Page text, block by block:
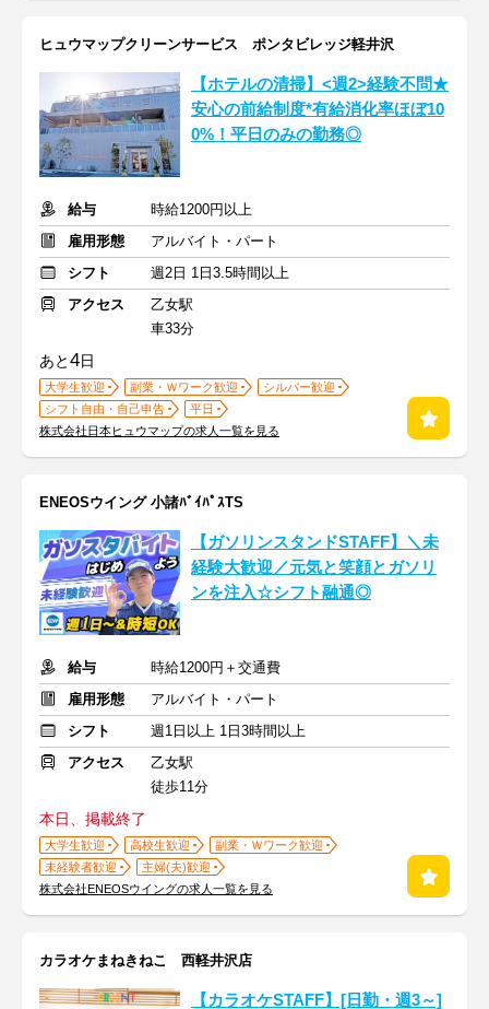
ヒュウマップクリーンサービス ポンタビレッジ軽井沢
【ホテルの清掃】<週2>経験不問★
安心の前給制度*有給消化率ほぼ10
0%！平日のみの勤務◎
給与
時給1200円以上
雇用形態
アルバイト・パート
シフト
週2日 1日3.5時間以上
アクセス
乙女駅
車33分
あと4日
大学生歓迎 副業・Ｗワーク歓迎
シルバー歓迎
シフト自由・自己申告
平日
株式会社日本ヒュウマップの求人一覧を見る
ENEOSウイング 小諸ﾊﾞｲﾊﾟｽTS
【ガソリンスタンドSTAFF】＼未
経験大歓迎／元気と笑顔とガソリ
ンを注入☆シフト融通◎
給与
時給1200円＋交通費
雇用形態
アルバイト・パート
シフト
週1日以上 1日3時間以上
アクセス
乙女駅
徒歩11分
本日、掲載終了
大学生歓迎 高校生歓迎
副業・Ｗワーク歓迎
未経験者歓迎
主婦(夫)歓迎
株式会社ENEOSウイングの求人一覧を見る
カラオケまねきねこ 西軽井沢店
【カラオケSTAFF】[日勤・週3～]